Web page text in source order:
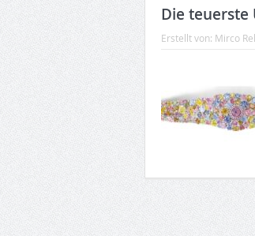
Die teuerste
Erstellt von: Mirco